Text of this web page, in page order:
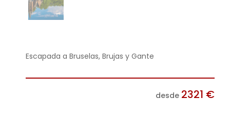
Escapada a Bruselas, Brujas y Gante
desde 2321 €